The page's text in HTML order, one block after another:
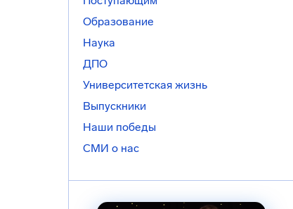
Образование
Наука
ДПО
Университетская жизнь
Выпускники
Наши победы
СМИ о нас